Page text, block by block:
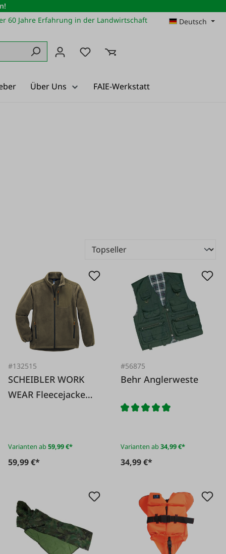
60 Jahre Erfahrung in der Landwirtschaft Deutsch
Du hast 0 Produkte auf dem
Über Uns FAIE-Werkstatt
#132515
SCHEIBLER WORK
WEAR Fleecejacke
Varianten ab59,99 €*
59,99 €*
#56875
Behr Anglerweste
Varianten ab34,99 €*
34,99 €*